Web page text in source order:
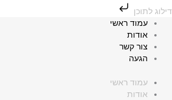
לתוכן
עמוד ראשי
אודות
צור קשר
הגעה
עמוד ראשי
אודות